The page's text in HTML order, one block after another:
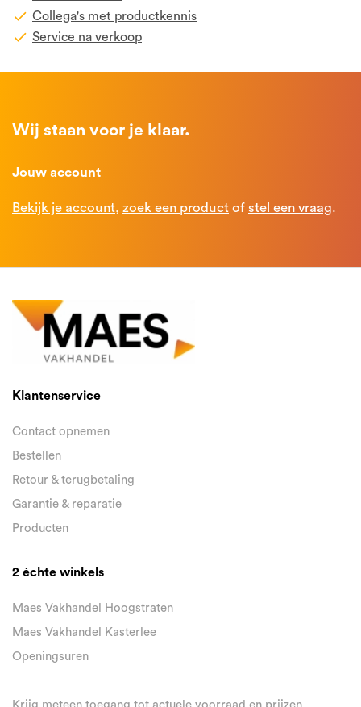
Collega's met productkennis
Service na verkoop
Wij staan voor je klaar.
Jouw account
Bekijk je account, zoek een product of stel een vraag.
Klantenservice
Contact opnemen
Bestellen
Retour & terugbetaling
Garantie & reparatie
Producten
2 échte winkels
Maes Vakhandel Hoogstraten
Maes Vakhandel Kasterlee
Openingsuren